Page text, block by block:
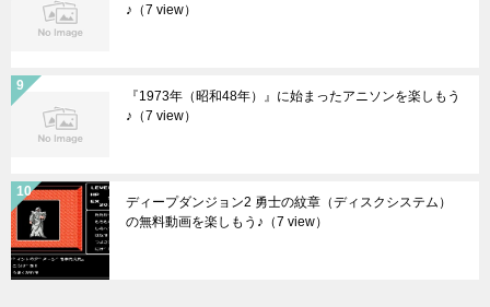
♪ （7 view）
『1973年（昭和48年）』に始まったアニソンを楽しもう
♪ （7 view）
ディープダンジョン2 勇士の紋章（ディスクシステム）
の無料動画を楽しもう♪ （7 view）